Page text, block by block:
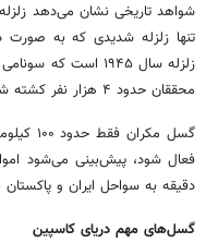
شواهد تاریخی نشان می‌دهد
تنها زلزله شدیدی که به صورت
محققان حدود ۴ هزار نفر کشته شدند.
گسل
دقیقه به سواحل ایران و پاکستان
گسل‌های مهم دریای کاسپین